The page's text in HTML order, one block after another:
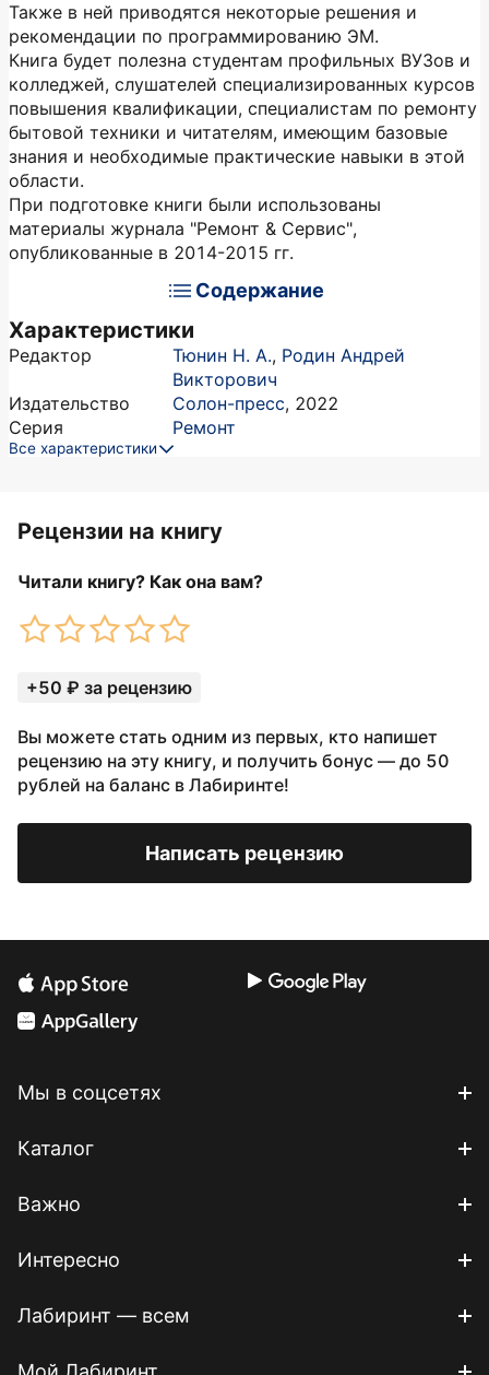
Также в ней приводятся некоторые решения и
рекомендации по программированию ЭМ.
Книга будет полезна студентам профильных ВУЗов и
колледжей, слушателей специализированных курсов
повышения квалификации, специалистам по ремонту
бытовой техники и читателям, имеющим базовые
знания и необходимые практические навыки в этой
области.
При подготовке книги были использованы
материалы журнала "Ремонт & Сервис",
опубликованные в 2014-2015 гг.
Содержание
Характеристики
Редактор Тюнин Н. А., Родин Андрей
Викторович
Издательство
Солон-пресс, 2022
Серия
Ремонт
Все характеристики
Рецензии на книгу
Читали книгу? Как она вам?
+50 ₽ за рецензию
Вы можете стать одним из первых, кто напишет
рецензию на эту книгу, и получить бонус — до 50
рублей на баланс в Лабиринте!
Написать рецензию
Мы в соцсетях
Каталог
Важно
Интересно
Лабиринт — всем